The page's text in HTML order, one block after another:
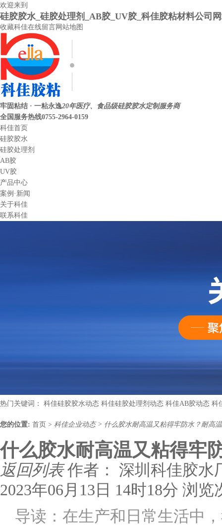
欢迎来到
硅胶胶水_硅胶处理剂_AB胶_UV胶_科佳胶粘材料公司
收藏科佳在线留言网站地图
牢固粘结 · 一粘永逸20年医疗、食品级硅胶胶水定制服务商
全国服务热线0755-2964-0159
科佳首页
硅胶胶水
硅胶处理剂
AB胶
UV胶
产品中心
案例·新闻
关于科佳
联系科佳
热门关键词： 科佳硅胶胶水动态 科佳硅胶处理剂动态 科佳AB胶动态 科
您的位置: 首页 > 科佳企业动态 > 什么胶水耐高温又粘得牢防水？耐高
什么胶水耐高温又粘得牢
返回列表作者： 深圳科佳胶水
2023年06月13日 14时18分 浏览
导读：在生产和日常生活中